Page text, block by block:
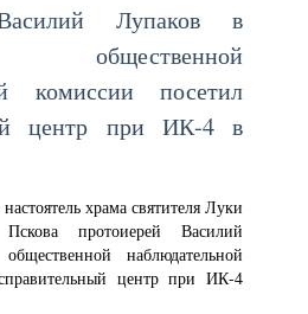
Лупаков в
комиссии посетил
центр при ИК-4 в
храма святителя Луки
протоиерей Василий
наблюдательной
центр при ИК-4